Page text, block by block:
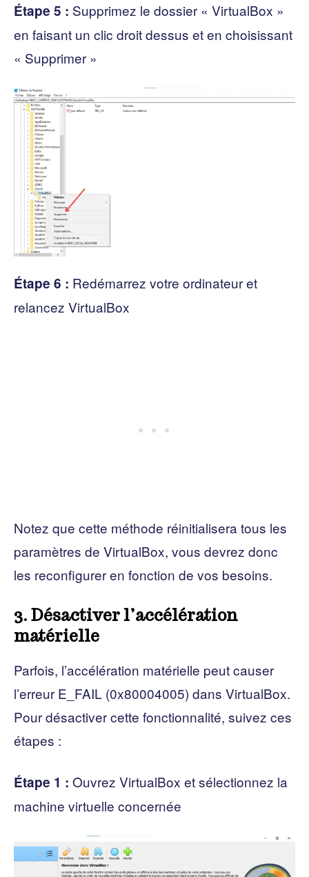
Étape 5 : Supprimez le dossier « VirtualBox »
en faisant un clic droit dessus et en choisissant
« Supprimer »
Étape 6 : Redémarrez votre ordinateur et
relancez VirtualBox
Notez que cette méthode réinitialisera tous les
paramètres de VirtualBox, vous devrez donc
les reconfigurer en fonction de vos besoins.
3. Désactiver l’accélération
matérielle
Parfois, l’accélération matérielle peut causer
l’erreur E_FAIL (0x80004005) dans VirtualBox.
Pour désactiver cette fonctionnalité, suivez ces
étapes :
Étape 1 : Ouvrez VirtualBox et sélectionnez la
machine virtuelle concernée